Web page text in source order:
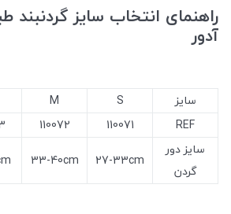
راهنمای انتخاب سایز
آدور
سایز S
M
REF
110071
110072
سایز دور
گردن
27-33cm
33-40cm